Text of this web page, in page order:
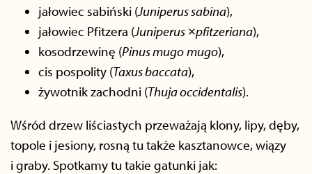
jałowiec sabiński (Juniperus sabina),
jałowiec Pfitzera (Juniperus ×pfitzeriana),
kosodrzewinę (Pinus mugomugo),
cis pospolity (Taxus baccata),
żywotnik zachodni (Thuja occidentalis).
Wśród drzew liściastych przeważają klony, lipy, dęby,
topole i jesiony, rosną tu także kasztanowce, wiązy
i graby. Spotkamy tu takie gatunki jak: